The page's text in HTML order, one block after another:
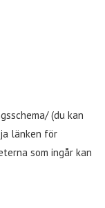
(du kan
länken för
som ingår kan